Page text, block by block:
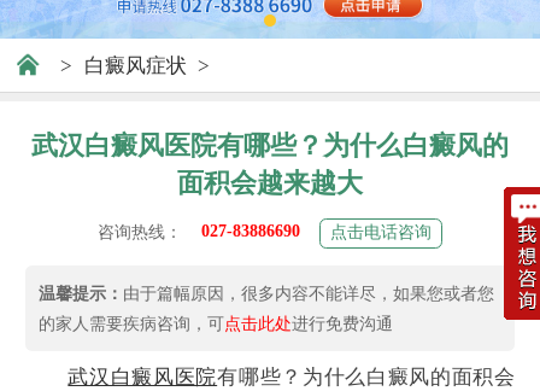
> 白癜风症状 >
武汉白癜风医院有哪些？为什么白癜风的
面积会越来越大
咨询热线： 027-83886690 点击电话咨询
温馨提示： 由于篇幅原因，很多内容不能详尽，如果您或者您
的家人需要疾病咨询，可点击此处进行免费沟通
武汉白癜风医院有哪些？为什么白癜风的面积会